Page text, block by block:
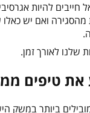
להיות
ואם יש
לאורך זמן.
טיפים